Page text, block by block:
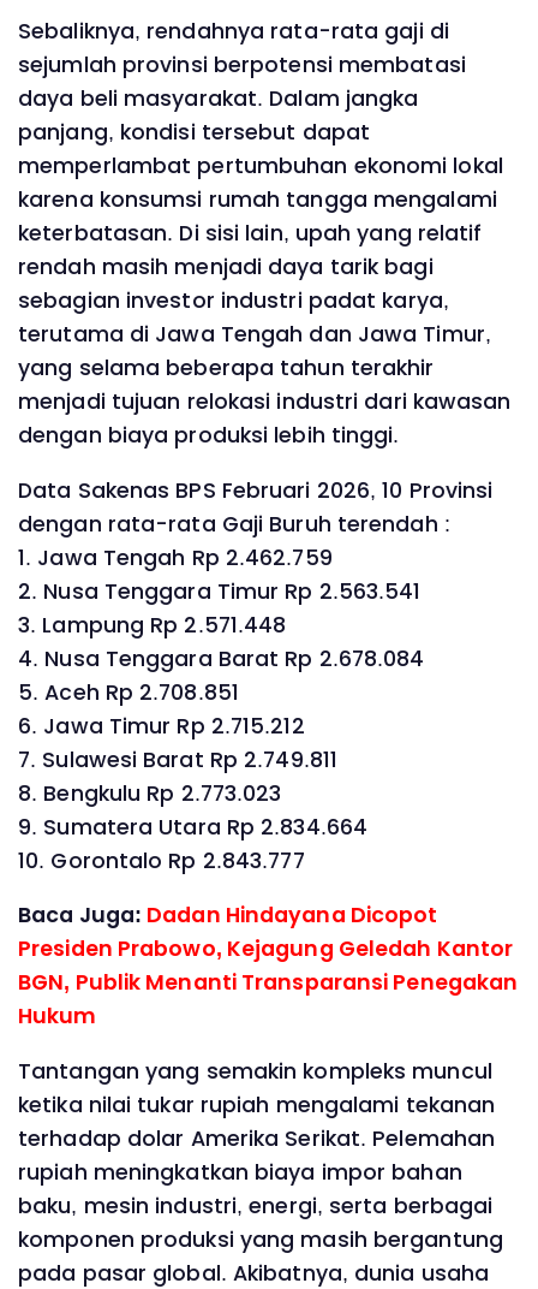
Sebaliknya, rendahnya rata-rata gaji di
sejumlah provinsi berpotensi membatasi
daya beli masyarakat. Dalam jangka
panjang, kondisi tersebut dapat
memperlambat pertumbuhan ekonomi lokal
karena konsumsi rumah tangga mengalami
keterbatasan. Di sisi lain, upah yang relatif
rendah masih menjadi daya tarik bagi
sebagian investor industri padat karya,
terutama di Jawa Tengah dan Jawa Timur,
yang selama beberapa tahun terakhir
menjadi tujuan relokasi industri dari kawasan
dengan biaya produksi lebih tinggi.
Data Sakenas BPS Februari 2026, 10 Provinsi
dengan rata-rata Gaji Buruh terendah :
1. Jawa Tengah Rp 2.462.759
2. Nusa Tenggara Timur Rp 2.563.541
3. Lampung Rp 2.571.448
4. Nusa Tenggara Barat Rp 2.678.084
5. Aceh Rp 2.708.851
6. Jawa Timur Rp 2.715.212
7. Sulawesi Barat Rp 2.749.811
8. Bengkulu Rp 2.773.023
9. Sumatera Utara Rp 2.834.664
10. Gorontalo Rp 2.843.777
Baca Juga: Dadan Hindayana Dicopot
Presiden Prabowo, Kejagung Geledah Kantor
BGN, Publik Menanti Transparansi Penegakan
Hukum
Tantangan yang semakin kompleks muncul
ketika nilai tukar rupiah mengalami tekanan
terhadap dolar Amerika Serikat. Pelemahan
rupiah meningkatkan biaya impor bahan
baku, mesin industri, energi, serta berbagai
komponen produksi yang masih bergantung
pada pasar global. Akibatnya, dunia usaha